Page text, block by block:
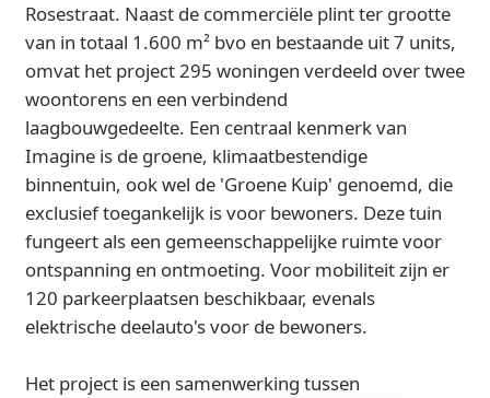
Rosestraat. Naast de commerciële plint ter grootte
van in totaal 1.600 m² bvo en bestaande uit 7 units,
omvat het project 295 woningen verdeeld over twee
woontorens en een verbindend
laagbouwgedeelte. Een centraal kenmerk van
Imagine is de groene, klimaatbestendige
binnentuin, ook wel de 'Groene Kuip' genoemd, die
exclusief toegankelijk is voor bewoners. Deze tuin
fungeert als een gemeenschappelijke ruimte voor
ontspanning en ontmoeting. Voor mobiliteit zijn er
120 parkeerplaatsen beschikbaar, evenals
elektrische deelauto's voor de bewoners.
Het project is een samenwerking tussen